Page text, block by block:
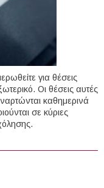
για θέσεις
Οι θέσεις αυτές
καθημερινά
σε κύριες
Διεθνείς Οργανισμούς στο